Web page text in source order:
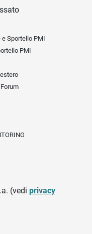
Sportello PMI
PMI
(vedi privacy